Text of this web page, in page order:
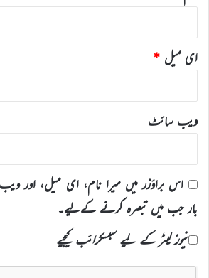
ای میل *
ویب‌ سائٹ
اس براؤزر میں میرا نام، ای میل، اور
بار جب میں تبصرہ کرنے کےلیے۔
نیوز لیٹر کے لیے سبسکرائب کیجیے